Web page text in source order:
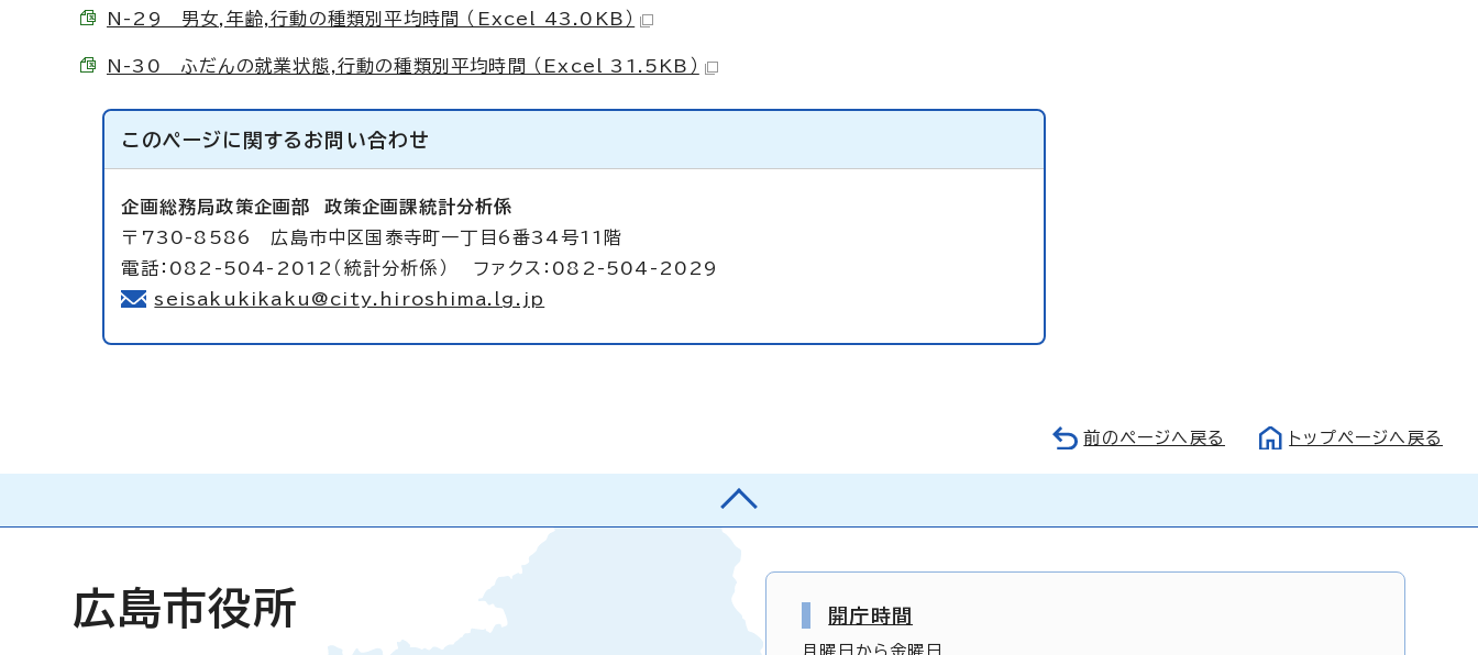
N-29 男女,年齢,行動の種類別平均時間 （Excel 43.0KB）
N-30 ふだんの就業状態,行動の種類別平均時間 （Excel 31.5KB）
このページに関する お問い合わせ
企画総務局政策企画部 政策企画課統計分析係
〒730-8586 広島市中区国泰寺町一丁目6番34号11階
電話：082-504-2012（統計分析係） ファクス：082-504-2029
seisakukikaku@city.hiroshima.lg.jp
前のページへ戻る トップページへ戻る
広島市役所 開庁時間
月曜日から金曜日